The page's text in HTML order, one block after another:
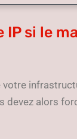
IP si le
devez alors